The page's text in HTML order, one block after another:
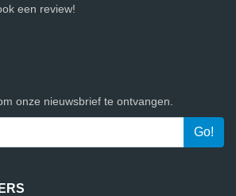
een review!
onze nieuwsbrief te ontvangen.